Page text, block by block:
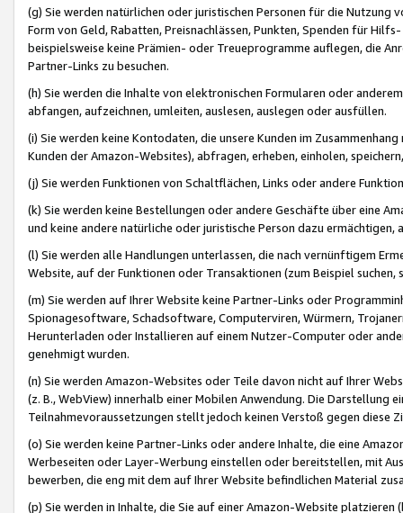
(g) Sie werden natürlichen oder juristischen Personen für die Nutzung
Form von Geld, Rabatten, Preisnachlässen, Punkten, Spenden für
beispielsweise keine Prämien- oder Treueprogramme auflegen, die
Partner-Links zu besuchen.
(h) Sie werden die Inhalte von elektronischen Formularen oder
abfangen, aufzeichnen, umleiten, auslesen, auslegen oder ausfüllen.
(i) Sie werden keine Kontodaten, die unsere Kunden im
Kunden der Amazon-Websites), abfragen, erheben, einholen,
(j) Sie werden Funktionen von Schaltflächen, Links oder andere
(k) Sie werden keine Bestellungen oder andere Geschäfte über eine
und keine andere natürliche oder juristische Person dazu
(l) Sie werden alle Handlungen unterlassen, die nach vernünftigem
Website, auf der Funktionen oder Transaktionen (zum Beispiel
(m) Sie werden auf Ihrer Website keine Partner-Links oder
Spionagesoftware, Schadsoftware, Computerviren, Würmern,
Herunterladen oder Installieren auf einem Nutzer-Computer oder
genehmigt wurden.
(n) Sie werden Amazon-Websites oder Teile davon nicht auf Ihrer
(z. B., WebView) innerhalb einer Mobilen Anwendung. Die Darstellung
Teilnahmevoraussetzungen stellt jedoch keinen Verstoß gegen diese
(o) Sie werden keine Partner-Links oder andere Inhalte, die eine
Werbeseiten oder Layer-Werbung einstellen oder bereitstellen, mit
bewerben, die eng mit dem auf Ihrer Website befindlichen Material
(p) Sie werden in Inhalte, die Sie auf einer Amazon-Website